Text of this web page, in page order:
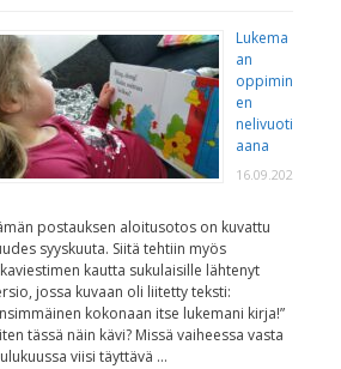
Lukema
an
oppimin
en
nelivuoti
aana
16.09.202
postauksen aloitusotos on kuvattu
syyskuuta. Siitä tehtiin myös
kautta sukulaisille lähtenyt
jossa kuvaan oli liitetty teksti:
kokonaan itse lukemani kirja!”
tässä näin kävi? Missä vaiheessa vasta
viisi täyttävä …